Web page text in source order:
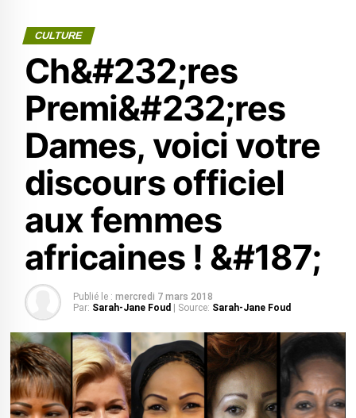
CULTURE
Ch&#232;res
Premi&#232;res
Dames, voici votre
discours officiel
aux femmes
africaines ! &#187;
Publié le : mercredi 7 mars 2018
Par: Sarah-Jane Foud | Source: Sarah-Jane Foud